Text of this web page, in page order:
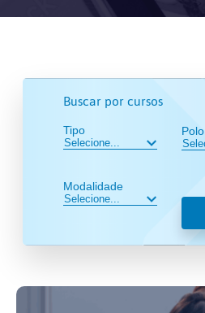
Buscar por cursos
Tipo
Modalidade
Polo